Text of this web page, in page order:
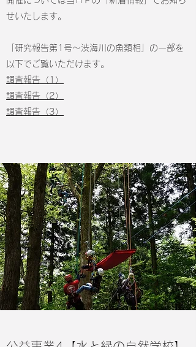
せいたします。
「研究報告第1号～渋海川の魚類相」の一部を
以下でご覧いただけます。
調査報告（1）
調査報告（2）
調査報告（3）